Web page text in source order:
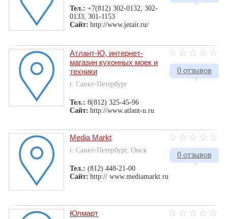
Тел.: +7(812) 302-0132, 302-
0133, 301-1153
Сайт: http://www.jetair.ru/
0 отзывов
Атлант-Ю, интернет-
магазин кухонных моек и
техники
г. Санкт-Петербург
Тел.: 8(812) 325-45-96
Сайт: http://www.atlant-u.ru
0 отзывов
Media Markt
г. Санкт-Петербург, Омск
Тел.: (812) 448-21-00
Сайт: http:// www.mediamarkt.ru
Юлмарт